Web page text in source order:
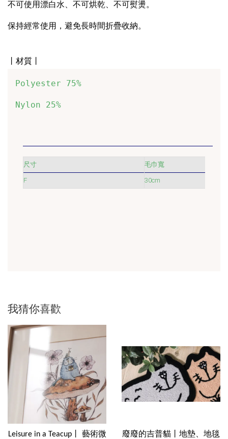
不可使用漂白水、不可烘乾、不可熨燙。
保持經常使用，避免長時間折疊收納。
丨材質丨
Polyester 75%
Nylon 25%
尺寸 毛巾寬
F 30cm
我猜你喜歡
Leisure in a Teacup丨 藝術微
廢廢的吉普貓丨地墊、地毯